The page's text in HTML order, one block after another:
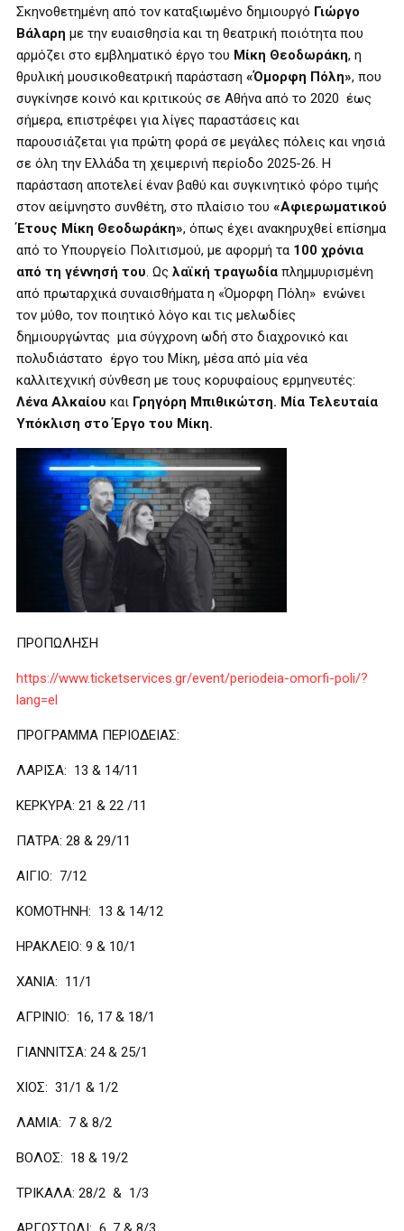
Σκηνοθετημένη από τον καταξιωμένο δημιουργό Γιώργο
Βάλαρη με την ευαισθησία και τη θεατρική ποιότητα που
αρμόζει στο εμβληματικό έργο του Μίκη Θεοδωράκη, η
θρυλική μουσικοθεατρική παράσταση «Όμορφη Πόλη», που
συγκίνησε κοινό και κριτικούς σε Αθήνα από το 2020 έως
σήμερα, επιστρέφει για λίγες παραστάσεις και
παρουσιάζεται για πρώτη φορά σε μεγάλες πόλεις και νησιά
σε όλη την Ελλάδα τη χειμερινή περίοδο 2025-26. Η
παράσταση αποτελεί έναν βαθύ και συγκινητικό φόρο τιμής
στον αείμνηστο συνθέτη, στο πλαίσιο του «Αφιερωματικού
Έτους Μίκη Θεοδωράκη», όπως έχει ανακηρυχθεί επίσημα
από το Υπουργείο Πολιτισμού, με αφορμή τα 100 χρόνια
από τη γέννησή του. Ως λαϊκή τραγωδία πλημμυρισμένη
από πρωταρχικά συναισθήματα η «Όμορφη Πόλη» ενώνει
τον μύθο, τον ποιητικό λόγο και τις μελωδίες
δημιουργώντας μια σύγχρονη ωδή στο διαχρονικό και
πολυδιάστατο έργο του Μίκη, μέσα από μία νέα
καλλιτεχνική σύνθεση με τους κορυφαίους ερμηνευτές:
Λένα Αλκαίου και Γρηγόρη Μπιθικώτση. Μία Τελευταία
Υπόκλιση στο Έργο του Μίκη.
ΠΡΟΠΩΛΗΣΗ
https://www.ticketservices.gr/event/periodeia-omorfi-poli/?
lang=el
ΠΡΟΓΡΑΜΜΑ ΠΕΡΙΟΔΕΙΑΣ:
ΛΑΡΙΣΑ: 13 & 14/11
ΚΕΡΚΥΡΑ: 21 & 22 /11
ΠΑΤΡΑ: 28 & 29/11
ΑΙΓΙΟ: 7/12
ΚΟΜΟΤΗΝΗ: 13 & 14/12
ΗΡΑΚΛΕΙΟ: 9 & 10/1
ΧΑΝΙΑ: 11/1
ΑΓΡΙΝΙΟ: 16, 17 & 18/1
ΓΙΑΝΝΙΤΣΑ: 24 & 25/1
ΧΙΟΣ: 31/1 & 1/2
ΛΑΜΙΑ: 7 & 8/2
ΒΟΛΟΣ: 18 & 19/2
ΤΡΙΚΑΛΑ: 28/2 & 1/3